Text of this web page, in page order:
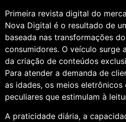
Primeira revista digital do
Nova Digital é o resultado de
baseada nas transformações
consumidores. O veículo surge
da criação de conteúdos
Para atender a demanda de
as idades, os meios
peculiares que estimulam à
A praticidade diária, a